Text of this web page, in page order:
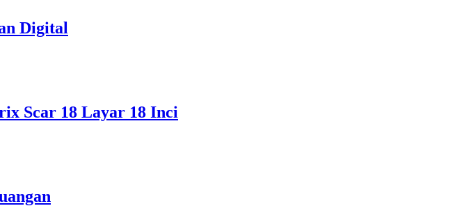
Digital
Scar 18 Layar 18 Inci